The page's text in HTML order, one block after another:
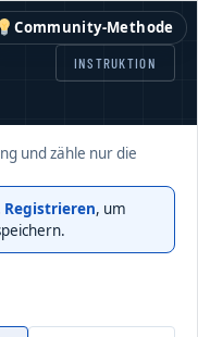
Community-Methode
INSTRUKTION
und zähle nur die
Registrieren, um
×